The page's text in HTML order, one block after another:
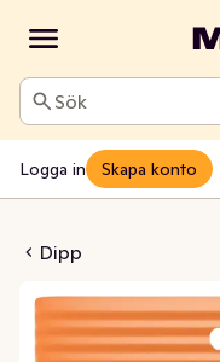
Sök
Logga in Skapa konto
Dipp
Ranch